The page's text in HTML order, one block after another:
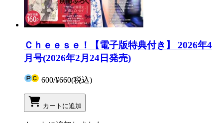
Ｃｈｅｅｓｅ！【電子版特典付き】 2026年4
月号(2026年2月24日発売)
600/¥660(税込)
カートに追加